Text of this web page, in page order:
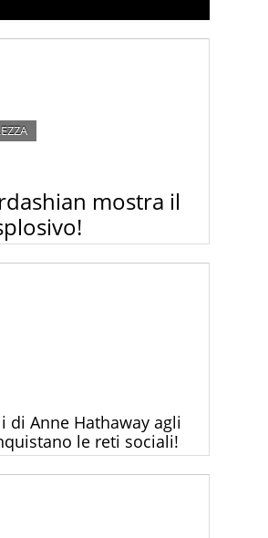
mostra il
a rinunciare di strizzarsi dentro
non si può! Sotto questa mini
di Anne Hathaway agli
le reti sociali!
era troppo volgare e non
Voi che ne dite?